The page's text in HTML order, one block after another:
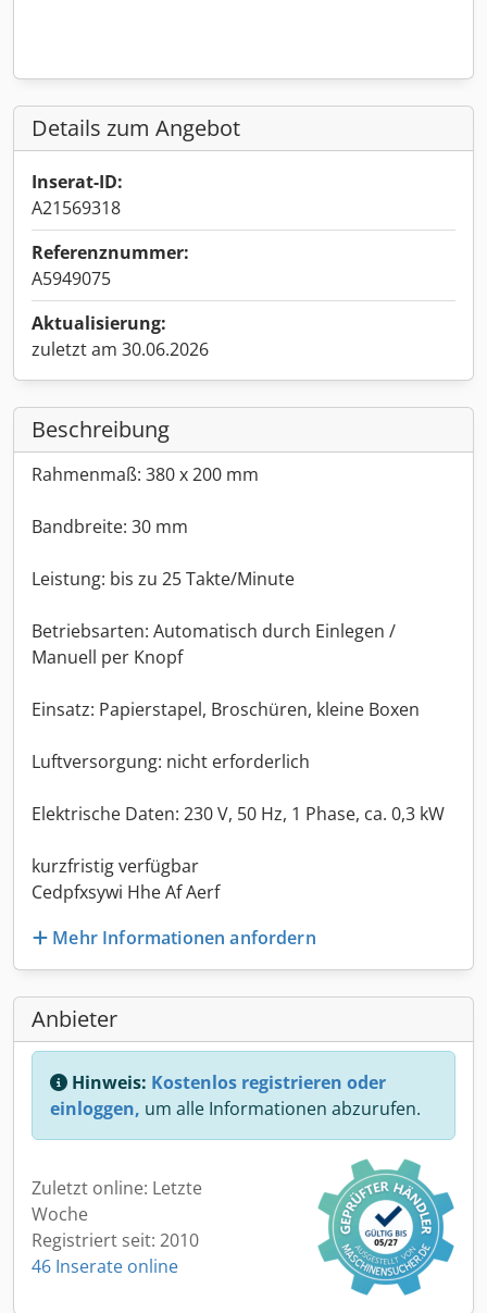
Details zum Angebot
Inserat-ID:
A21569318
Referenznummer:
A5949075
Aktualisierung:
zuletzt am 30.06.2026
Beschreibung
Rahmenmaß: 380 x 200 mm
Bandbreite: 30 mm
Leistung: bis zu 25 Takte/Minute
Betriebsarten: Automatisch durch Einlegen /
Manuell per Knopf
Einsatz: Papierstapel, Broschüren, kleine Boxen
Luftversorgung: nicht erforderlich
Elektrische Daten: 230 V, 50 Hz, 1 Phase, ca. 0,3 kW
kurzfristig verfügbar
Cedpfxsywi Hhe Af Aerf
Mehr Informationen anfordern
Anbieter
Hinweis: Kostenlos registrieren oder
einloggen, um alle Informationen abzurufen.
Zuletzt online: Letzte
Woche
Registriert seit: 2010
46 Inserate online